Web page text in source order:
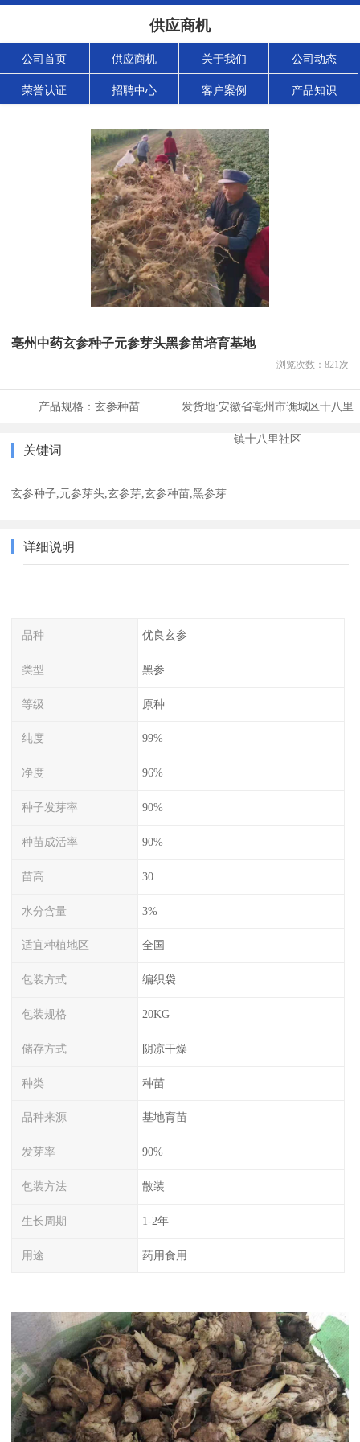
供应商机
公司首页 供应商机 关于我们 公司动态
荣誉认证 招聘中心 客户案例 产品知识
亳州中药玄参种子元参芽头黑参苗培育基地
浏览次数： 821次
产品规格： 玄参种苗 发货地:安徽省亳州市谯城区十八里
镇十八里社区
关键词
玄参种子,元参芽头,玄参芽,玄参种苗,黑参芽
详细说明
品种 优良玄参
类型 黑参
等级 原种
纯度 99%
净度 96%
种子发芽率 90%
种苗成活率 90%
苗高 30
水分含量 3%
适宜种植地区 全国
包装方式 编织袋
包装规格 20KG
储存方式 阴凉干燥
种类 种苗
品种来源 基地育苗
发芽率 90%
包装方法 散装
生长周期 1-2年
用途 药用食用